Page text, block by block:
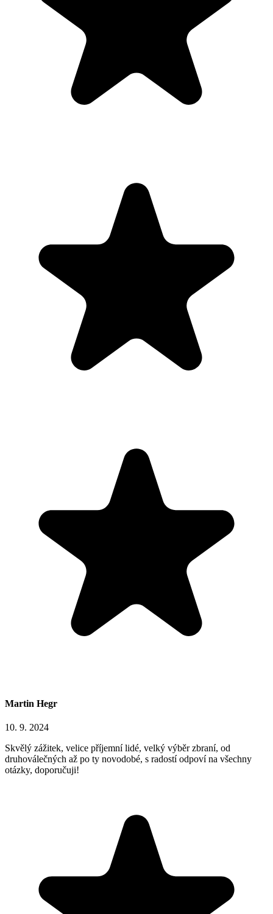
Martin Hegr
10. 9. 2024
Skvělý zážitek, velice příjemní lidé, velký výběr zbraní, od
druhoválečných až po ty novodobé, s radostí odpoví na všechny
otázky, doporučuji!